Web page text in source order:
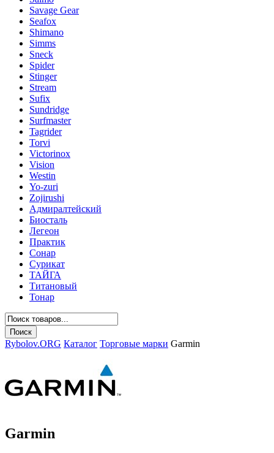
Savage Gear
Seafox
Shimano
Simms
Sneck
Spider
Stinger
Stream
Sufix
Sundridge
Surfmaster
Tagrider
Torvi
Victorinox
Vision
Westin
Yo-zuri
Zojirushi
Адмиралтейский
Биосталь
Легеон
Практик
Сонар
Сурикат
ТАЙГА
Титановый
Тонар
Rybolov.ORG Каталог Торговые марки Garmin
Garmin